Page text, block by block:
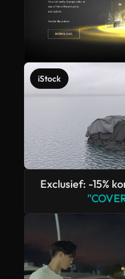
iStock
Exclusief: -15%